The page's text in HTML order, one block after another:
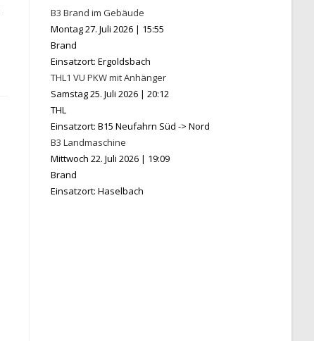
B3 Brand im Gebäude
Montag 27. Juli 2026 | 15:55
Brand
Einsatzort: Ergoldsbach
THL1 VU PKW mit Anhänger
Samstag 25. Juli 2026 |20:12
THL
Einsatzort: B15 Neufahrn Süd -> Nord
B3 Landmaschine
Mittwoch 22. Juli 2026 | 19:09
Brand
Einsatzort: Haselbach